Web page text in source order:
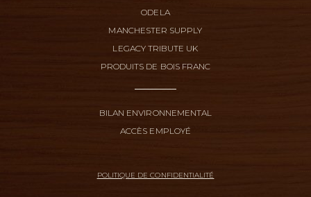
ODELA
MANCHESTER SUPPLY
LEGACY TRIBUTE UK
PRODUITS DE BOIS FRANC
BILAN ENVIRONNEMENTAL
ACCÈS EMPLOYÉ
POLITIQUE DE CONFIDENTIALITÉ